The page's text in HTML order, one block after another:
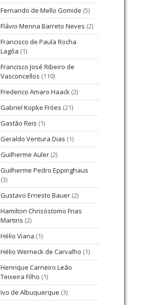
Fernando de Mello Gomide (5)
Flávio Menna Barreto Neves (2)
Francisco de Paula Rocha
Lagôa (1)
Francisco José Ribeiro de
Vasconcellos (110)
Frederico Amaro Haack (2)
Gabriel Kopke Fróes (21)
Gastão Reis (1)
Geraldo Ventura Dias (1)
Guilherme Auler (2)
Guilherme Pedro Eppinghaus
(3)
Gustavo Ernesto Bauer (2)
Hamilton Chrisóstomo Frias
Martins (2)
Hélio Viana (1)
Hélio Werneck de Carvalho (1)
Henrique Carneiro Leão
Teixeira Filho (1)
Ivo de Albuquerque (3)